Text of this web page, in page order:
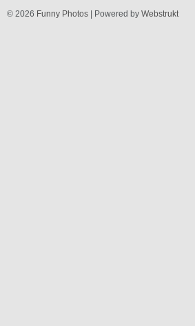
© 2026 Funny Photos | Powered by Webstrukt